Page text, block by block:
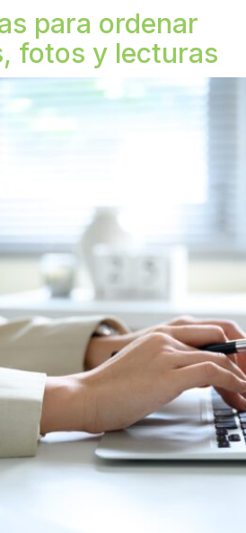
para ordenar
fotos y lecturas